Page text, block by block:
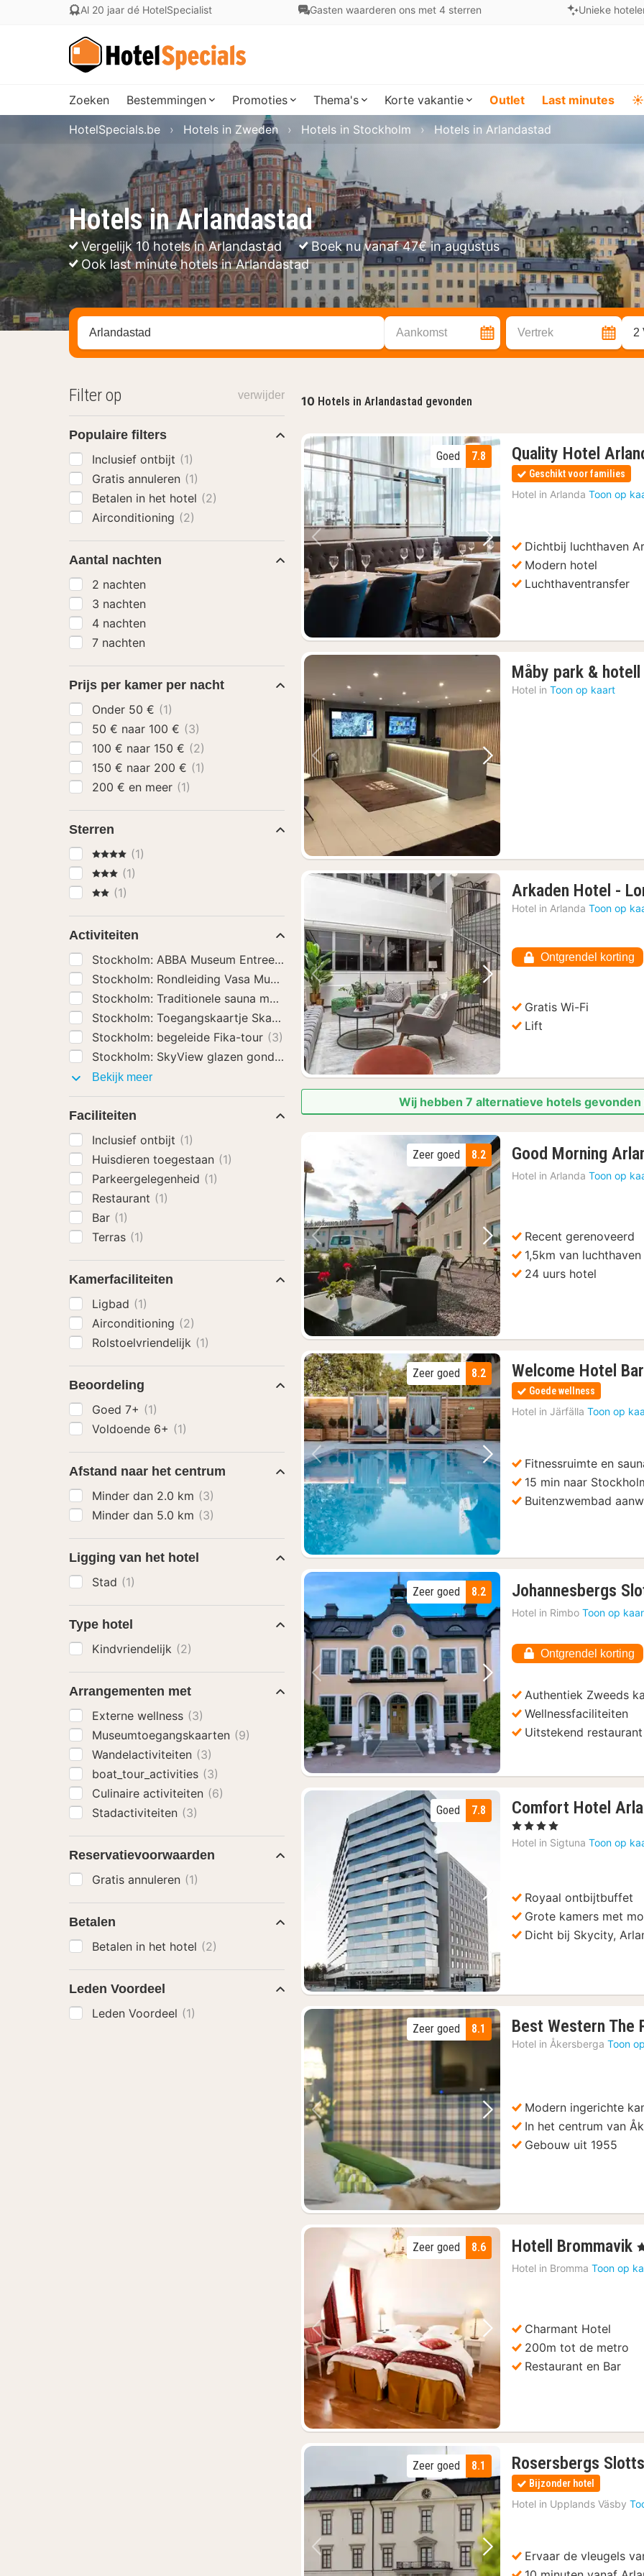
Al 20 jaar dé HotelSpecialist Gasten waarderen ons met 4 sterren Unieke
Zoeken Bestemmingen Promoties Thema's Korte vakantie Outlet Last minutes ☀️
Hotels in Arlandastad
Vergelijk 10 hotels in Arlandastad
Boek nu vanaf 47€ in augustus
Ook last minute hotels in Arlandastad
HotelSpecials.be Hotels in Zweden Hotels in Stockholm Hotels in Arlandastad
Zoek op hotel, regio of stad Aankomst Vertrek 2
10 Hotels in Arlandastad gevonden
Vorige foto Volgende foto
7.8
Goed Quality Hotel
Geschikt voor families
Hotel in Arlanda Toon op
Dichtbij luchthaven
Modern hotel
Luchthaventransfer
Vorige foto Volgende foto
Måby park & hotell
Hotel in Toon op kaart
Vorige foto Volgende foto
Arkaden Hotel -
Hotel in Arlanda Toon op
Ontgrendel korting
Gratis Wi-Fi
Lift
Wij hebben 7 alternatieve hotels
Vorige foto Volgende foto
8.2
Zeer goed Good Morning
Hotel in Arlanda Toon op
Recent gerenoveerd
1,5km van luchthaven
24 uurs hotel
Vorige foto Volgende foto
8.2
Zeer goed Welcome Hotel
Goede wellness
Hotel in Järfälla Toon op
Fitnessruimte en
15 min naar
Buitenzwembad
Vorige foto Volgende foto
8.2
Zeer goed Johannesbergs
Hotel in Rimbo Toon op
Ontgrendel korting
Authentiek Zweeds
Wellnessfaciliteiten
Uitstekend restaurant
Vorige foto Volgende foto
7.8
Goed Comfort Hotel
, 4 Sterren
Hotel in Sigtuna Toon op
Royaal ontbijtbuffet
Grote kamers met
Dicht bij Skycity,
Vorige foto Volgende foto
8.1
Zeer goed Best Western The
Hotel in Åkersberga Toon
Modern ingerichte
In het centrum van
Gebouw uit 1955
Vorige foto Volgende foto
8.6
Zeer goed Hotell Brommavik ,
Hotel in Bromma Toon op
Charmant Hotel
200m tot de metro
Restaurant en Bar
Vorige foto Volgende foto
8.1
Zeer goed Rosersbergs
Bijzonder hotel
Hotel in Upplands Väsby
Ervaar de vleugels
Filter op verwijder
Populaire filters
Inclusief ontbijt (1)
Gratis annuleren (1)
Betalen in het hotel (2)
Airconditioning (2)
Aantal nachten
2 nachten
3 nachten
4 nachten
7 nachten
Prijs per kamer per nacht
Onder 50 € (1)
50 € naar 100 € (3)
100 € naar 150 € (2)
150 € naar 200 € (1)
200 € en meer (1)
Sterren
4 Sterren
(1)
3 Sterren
(1)
2 Sterren
(1)
Activiteiten
Stockholm: ABBA Museum Entree Ticket(3)
Stockholm: Rondleiding Vasa Museum Inc Entree (3)
Stockholm: Traditionele sauna met ijsduik in de Baltische Zee(3)
Stockholm: Toegangskaartje Skansen Openluchtmuseum(3)
Stockholm: begeleide Fika-tour (3)
Stockholm: SkyView glazen gondeltocht(3)
Bekijk meerActiviteiten
Faciliteiten
Inclusief ontbijt (1)
Huisdieren toegestaan (1)
Parkeergelegenheid (1)
Restaurant (1)
Bar (1)
Terras (1)
Kamerfaciliteiten
Ligbad (1)
Airconditioning (2)
Rolstoelvriendelijk (1)
Beoordeling
Goed 7+ (1)
Voldoende 6+ (1)
Afstand naar het centrum
Minder dan 2.0 km (3)
Minder dan 5.0 km (3)
Ligging van het hotel
Stad (1)
Type hotel
Kindvriendelijk (2)
Arrangementen met
Externe wellness (3)
Museumtoegangskaarten (9)
Wandelactiviteiten (3)
boat_tour_activities (3)
Culinaire activiteiten (6)
Stadactiviteiten (3)
Reservatievoorwaarden
Gratis annuleren (1)
Betalen
Betalen in het hotel (2)
Leden Voordeel
Leden Voordeel (1)